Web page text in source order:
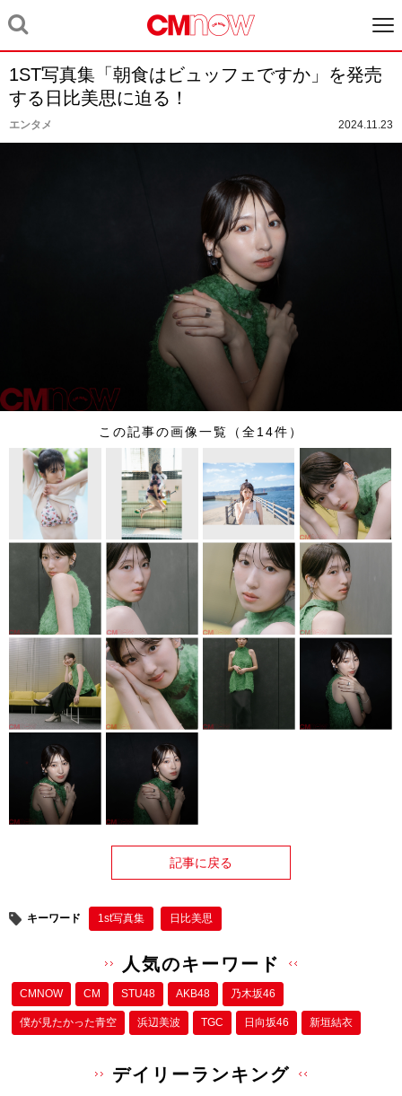
1ST写真集「朝食はビュッフェですか」を発売
する日比美思に迫る！
エンタメ 2024.11.23
この記事の画像一覧（全14件）
記事に戻る
キーワード 1st写真集 日比美思
人気のキーワード
CMNOW CM STU48 AKB48 乃木坂46
僕が⾒たかった⻘空 浜辺美波 TGC 日向坂46 新垣結衣
デイリーランキング